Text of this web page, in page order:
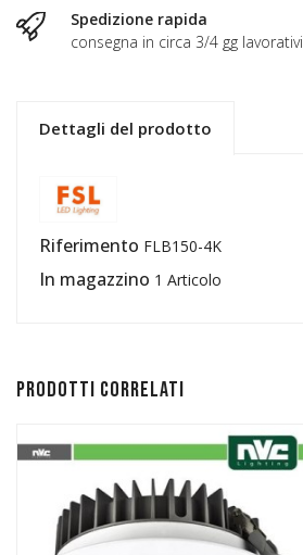
Spedizione rapida
consegna in circa 3/4 gg lavorativi
Dettagli del prodotto
Riferimento FLB150-4K
In magazzino 1 Articolo
Prodotti correlati